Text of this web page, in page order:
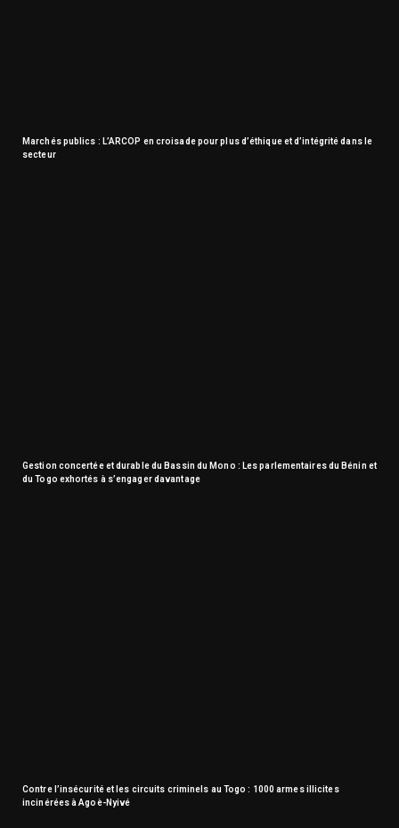
Marchés publics : L’ARCOP en croisade pour plus d’éthique et d’intégrité dans le
secteur
Gestion concertée et durable du Bassin du Mono : Les parlementaires du Bénin et
du Togo exhortés à s’engager davantage
Contre l’insécurité et les circuits criminels au Togo : 1000 armes illicites
incinérées à Agoè-Nyivé